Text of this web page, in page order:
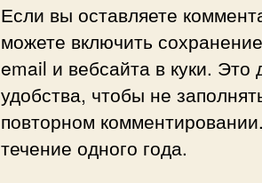
Если вы оставляете
можете включить
email и вебсайта в куки. Это
удобства, чтобы не
повторном
течение одного года.